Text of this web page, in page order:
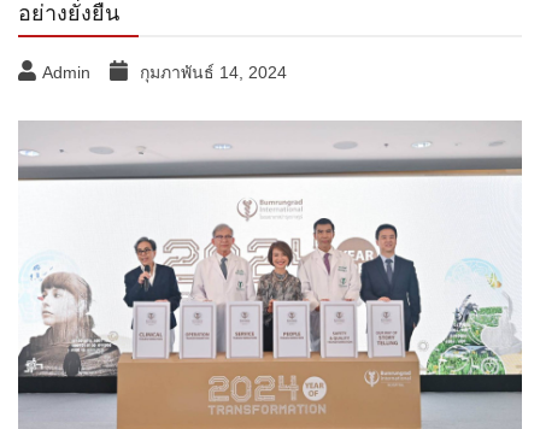
อย่างยั่งยืน
Admin กุมภาพันธ์ 14, 2024